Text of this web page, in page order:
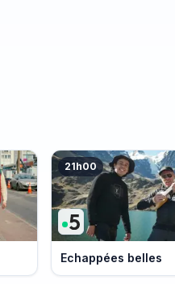
21h00
Echappées belles